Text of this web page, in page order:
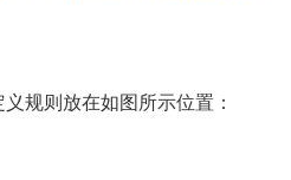
规则放在如图所示位置：